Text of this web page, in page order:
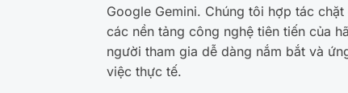
Google Gemini. Chúng tôi hợp tác
các nền tảng công nghệ tiên tiến của
người tham gia dễ dàng nắm bắt và
việc thực tế.